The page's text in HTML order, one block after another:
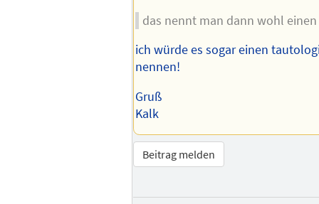
das nennt man dann wohl einen
ich würde es sogar einen
nennen!
Gruß
Kalk
Beitrag melden